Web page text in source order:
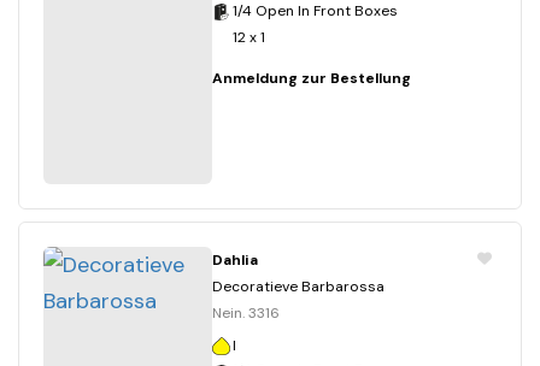
1/4 Open In Front Boxes
12 x 1
Anmeldung zur Bestellung
Dahlia
Decoratieve Barbarossa
Nein. 3316
I